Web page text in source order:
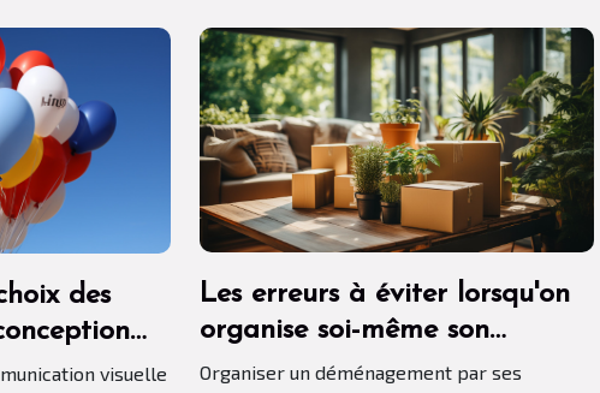
des
hélium.
visuelle
Les erreurs à éviter lorsqu'on
organise soi-même son
déménagement
Organiser un déménagement par ses